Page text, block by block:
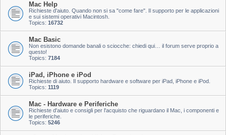
Mac Help
Richieste d'aiuto. Quando non si sa "come fare". Il supporto per le applicazioni
e sui sistemi operativi Macintosh.
Topics: 16732
Mac Basic
Non esistono domande banali o sciocche: chiedi qui… il forum serve proprio a
questo!
Topics: 7184
iPad, iPhone e iPod
Richieste di aiuto. Il supporto hardware e software per iPad, iPhone e iPod.
Topics: 1119
Mac - Hardware e Periferiche
Richieste d'aiuto e consigli per l'acquisto che riguardano il Mac, i componenti e
le periferiche.
Topics: 5246